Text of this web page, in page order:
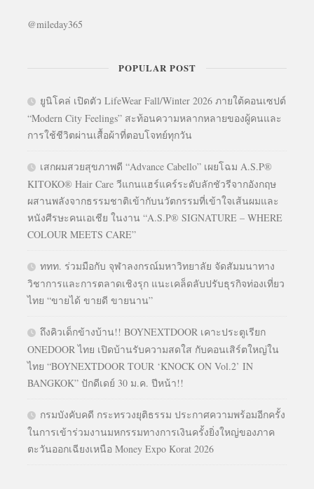
@mileday365
POPULAR POST
ยูนิโคล่ เปิดตัว LifeWear Fall/Winter 2026 ภายใต้คอนเซปต์
“Modern City Feelings” สะท้อนความหลากหลายของผู้คนและ
การใช้ชีวิตผ่านเสื้อผ้าที่ตอบโจทย์ทุกวัน
เสกผมสวยสุขภาพดี “Advance Cabello” เผยโฉม A.S.P®
KITOKO® Hair Care วีแกนแฮร์แคร์ระดับลักชัวรีจากอังกฤษ
ผสานพลังจากธรรมชาติเข้ากับนวัตกรรมที่เข้าใจเส้นผมและ
หนังศีรษะคนเอเชีย ในงาน “A.S.P® SIGNATURE – WHERE
COLOUR MEETS CARE”
ททท. ร่วมมือกับ จุฬาลงกรณ์มหาวิทยาลัย จัดสัมมนาทาง
วิชาการและการตลาดเชิงรุก แนะเคล็ดลับปรับธุรกิจท่องเที่ยว
ไทย “ขายได้ ขายดี ขายนาน”
ถึงคิวเด็กข้างบ้าน!! BOYNEXTDOOR เคาะประตูเรียก
ONEDOOR ไทย เปิดบ้านรับความสดใส กับคอนเสิร์ตใหญ่ใน
ไทย “BOYNEXTDOOR TOUR ‘KNOCK ON Vol.2’ IN
BANGKOK” ปักดีเดย์ 30 ม.ค. ปีหน้า!!
กรมบังคับคดี กระทรวงยุติธรรม ประกาศความพร้อมอีกครั้ง
ในการเข้าร่วมงานมหกรรมทางการเงินครั้งยิ่งใหญ่ของภาค
ตะวันออกเฉียงเหนือ Money Expo Korat 2026